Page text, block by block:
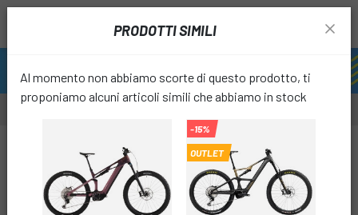
PRODOTTI SIMILI
Al momento non abbiamo scorte di questo prodotto, ti
proponiamo alcuni articoli simili che abbiamo in stock
-15%
OUTLET